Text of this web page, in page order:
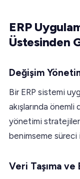
ERP
Üstesinden
Değişim
Bir ERP sistemi
akışlarında
yönetimi
benimseme süreci
Veri Taşıma